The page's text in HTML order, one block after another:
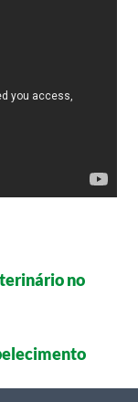
no